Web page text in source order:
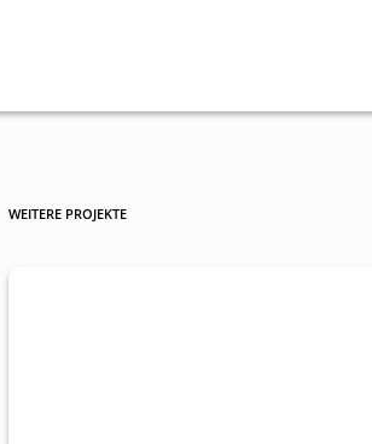
WEITERE PROJEKTE